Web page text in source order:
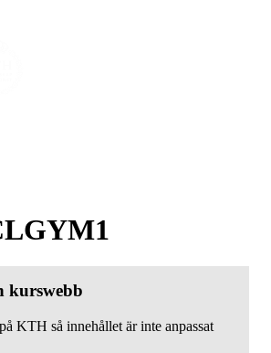
kurswebb
KTH så innehållet är inte anpassat